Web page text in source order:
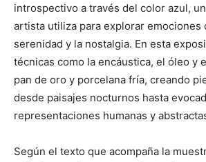
introspectivo a través del color azul,
artista utiliza para explorar emociones
serenidad y la nostalgia. En esta
técnicas como la encáustica, el óleo y
pan de oro y porcelana fría, creando
desde paisajes nocturnos hasta
representaciones humanas y
Según el texto que acompaña la